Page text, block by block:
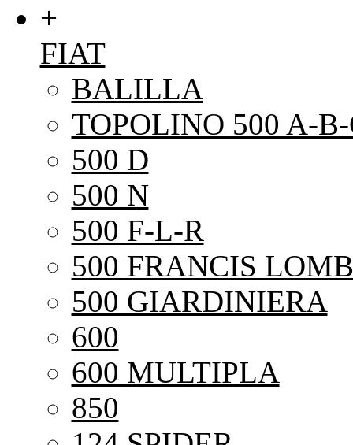
+
FIAT
BALILLA
TOPOLINO 500 A-
500 D
500 N
500 F-L-R
500 FRANCIS
500 GIARDINIERA
600
600 MULTIPLA
850